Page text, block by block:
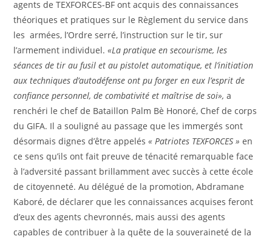
agents de TEXFORCES-BF ont acquis des connaissances
théoriques et pratiques sur le Règlement du service dans
les armées, l’Ordre serré, l’instruction sur le tir, sur
l’armement individuel.«La pratique en secourisme, les
séances de tir au fusil et au pistolet automatique, et l’initiation
aux techniques d’autodéfense ont pu forger en eux l’esprit de
confiance personnel, de combativité et maîtrise de soi»,a
renchéri le chef de Bataillon Palm Bè Honoré, Chef de corps
du GIFA. Il a souligné au passage que les immergés sont
désormais dignes d’être appelés« Patriotes TEXFORCES » en
ce sens qu’ils ont fait preuve de ténacité remarquable face
à l’adversité passant brillamment avec succès à cette école
de citoyenneté. Au délégué de la promotion, Abdramane
Kaboré, de déclarer que les connaissances acquises feront
d’eux des agents chevronnés, mais aussi des agents
capables de contribuer à la quête de la souveraineté de la